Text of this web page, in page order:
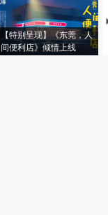
【特别呈现】《东莞，人
间便利店》倾情上线